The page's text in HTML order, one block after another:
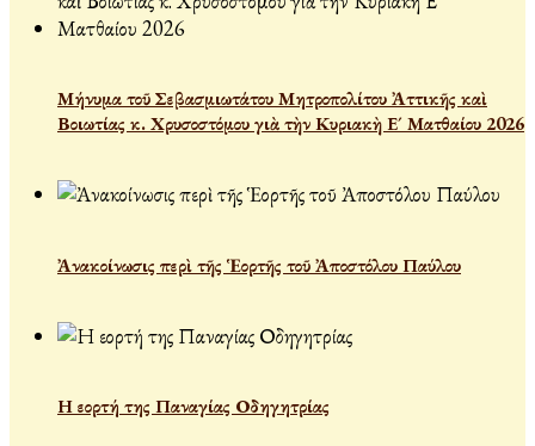
Μήνυμα τοῦ Σεβασμιωτάτου Μητροπολίτου Ἀττικῆς καὶ
Βοιωτίας κ. Χρυσοστόμου γιὰ τὴν Κυριακὴ Ε´ Ματθαίου 2026
Ἀνακοίνωσις περὶ τῆς Ἑορτῆς τοῦ Ἀποστόλου Παύλου
Η εορτή της Παναγίας Οδηγητρίας